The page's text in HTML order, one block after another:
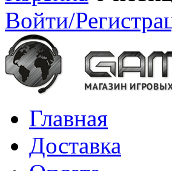
Войти/
Главная
Доставка